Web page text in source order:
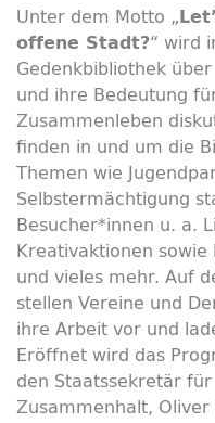
Unter dem Motto „
offene Stadt?“ wird
Gedenkbibliothek
und ihre Bedeutung
Zusammenleben
finden in und um die
Themen wie
Selbstermächtigung
Besucher*innen u. a.
Kreativaktionen
und vieles mehr. Auf
stellen Vereine und
ihre Arbeit vor und
Eröffnet wird das
den Staatssekretär
Zusammenhalt, Oliver